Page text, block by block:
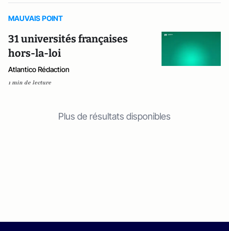
MAUVAIS POINT
31 universités françaises
hors-la-loi
Atlantico Rédaction
1 min de lecture
Plus de résultats disponibles